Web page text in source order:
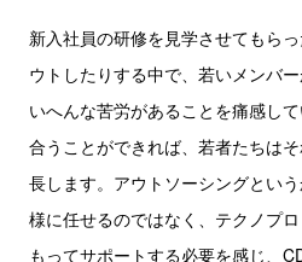
新入社員の研修を見学させてもら
ウトしたりする中で、若いメンバ
いへんな苦労があることを痛感し
合うことができれば、若者たちは
長します。アウトソーシングとい
様に任せるのではなく、テクノプ
もってサポートする必要を感じ、